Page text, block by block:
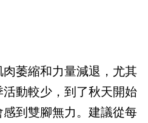
萎縮和力量減退，尤其
動較少，到了秋天開始
到雙腳無力。建議從每